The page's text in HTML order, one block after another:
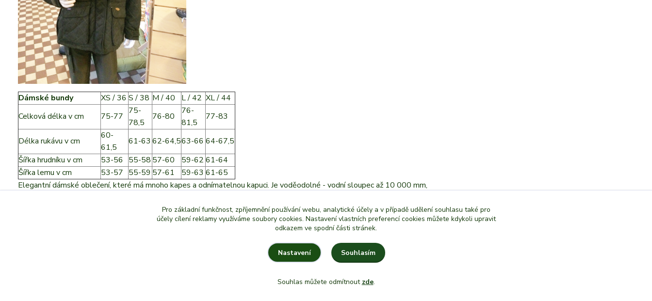
Dámské bundy XS / 36 S / 38 M / 40 L / 42 XL / 44
Celková délka v cm
75-77
75-
78,5
76-80
76-
81,5
77-83
Délka rukávu v cm
60-
61,5
61-63 62-64,563-66 64-67,5
Šířka hrudníku v cm
53-56 55-58 57-60 59-62 61-64
Šířka lemu v cm
53-57 55-59 57-61 59-63 61-65
Elegantní dámské oblečení, které má mnoho kapes a odnímatelnou kapuci. Je voděodolné - vodní sloupec až 10 000 mm,
Pro základní funkčnost, zpříjemnění používání webu, analytické účely a v případě udělení souhlasu také pro
účely cílení reklamy využíváme soubory cookies. Nastavení vlastních preferencí cookies můžete kdykoli upravit
odkazem ve spodní části stránek.
Nastavení Souhlasím
Souhlas můžete odmítnout zde.